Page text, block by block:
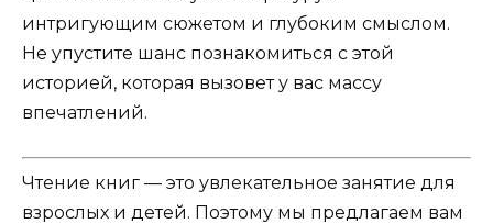
интригующим сюжетом и глубоким смыслом.
Не упустите шанс познакомиться с этой
историей, которая вызовет у вас массу
впечатлений.
Чтение книг — это увлекательное занятие для
взрослых и детей. Поэтому мы предлагаем вам